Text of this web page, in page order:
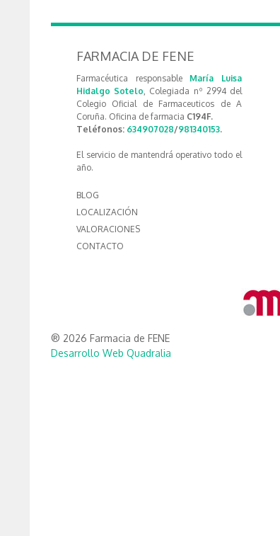
FARMACIA DE FENE
Farmacéutica responsable María Luisa
Hidalgo Sotelo , Colegiada nº 2994 del
Colegio Oficial de Farmaceuticos de A
Coruña. Oficina de farmacia C194F.
Teléfonos: 634907028/981340153.
El servicio de mantendrá operativo todo el
año.
BLOG
LOCALIZACIÓN
VALORACIONES
CONTACTO
® 2026 Farmacia de FENE
Desarrollo Web Quadralia